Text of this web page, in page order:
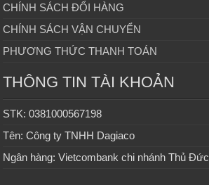
CHÍNH SÁCH ĐỔI HÀNG
CHÍNH SÁCH VẬN CHUYỂN
PHƯƠNG THỨC THANH TOÁN
THÔNG TIN TÀI KHOẢN
STK: 0381000567198
Tên: Công ty TNHH Dagiaco
Ngân hàng: Vietcombank chi nhánh Thủ Đức